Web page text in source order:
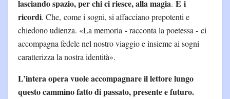
lasciando spazio, per chi ci riesce, alla magia. E i
ricordi. Che, come i sogni, si affacciano prepotenti e
chiedono udienza. «La memoria - racconta la poetessa - ci
accompagna fedele nel nostro viaggio e insieme ai sogni
caratterizza la nostra identità».
L’intera opera vuole accompagnare il lettore lungo
questo cammino fatto di passato, presente e futuro.